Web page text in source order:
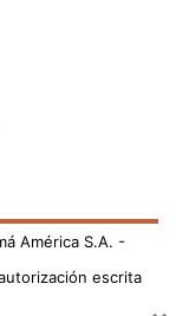
América S.A. -
escrita